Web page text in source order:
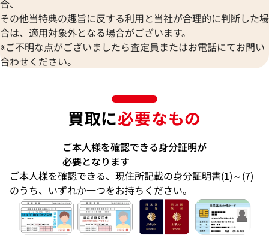
合、
その他当特典の趣旨に反する利用と当社が合理的に判断した場
合は、適用対象外となる場合がございます。
※ご不明な点がございましたら査定員またはお電話にてお問い
合わせください。
買取に必要なもの
ご本人様を確認できる身分証明が
必要となります
ご本人様を確認できる、現住所記載の身分証明書(1)～(7)
のうち、いずれか一つをお持ちください。